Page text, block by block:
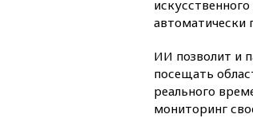
автоматически
ИИ позволит и
посещать
реального
мониторинг